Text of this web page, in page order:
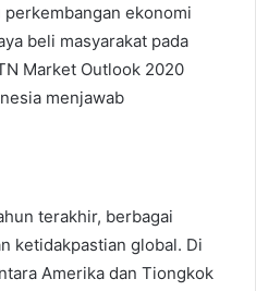
ekonomi
beli masyarakat pada
Market Outlook 2020
menjawab
terakhir, berbagai
ketidakpastian global. Di
Amerika dan Tiongkok